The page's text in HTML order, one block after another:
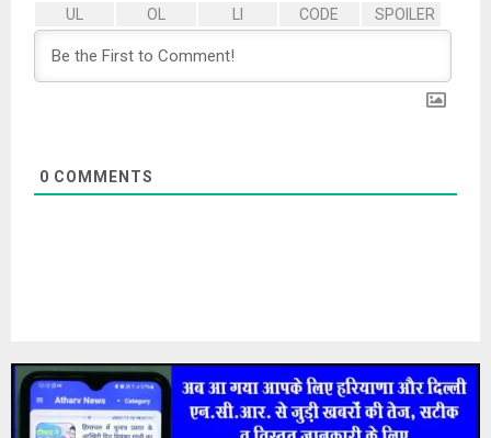
0 COMMENTS